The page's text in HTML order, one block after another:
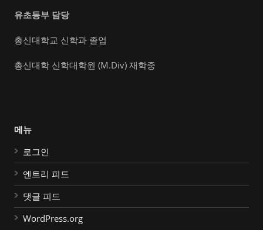
유초등부 담당
총신대학교 신학과 졸업
총신대학 신학대학원 (M.Div) 재학중
메뉴
로그인
엔트리 피드
댓글 피드
WordPress.org